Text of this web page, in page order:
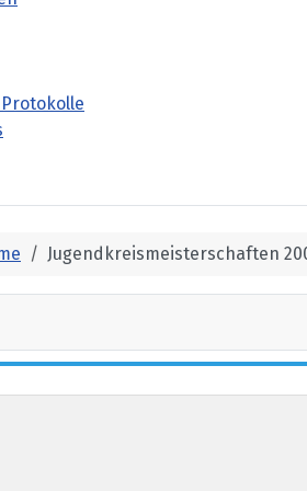
Jugendkreismeisterschaften